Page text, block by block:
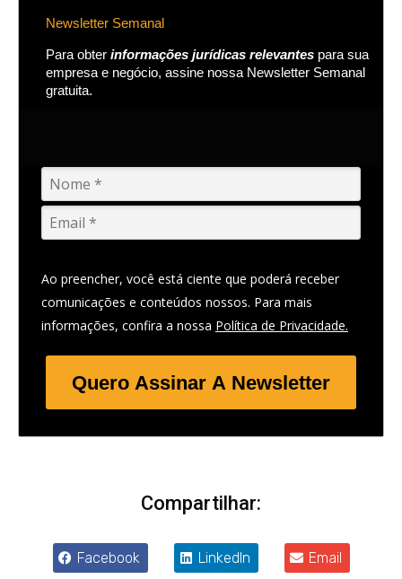
Newsletter Semanal
Para obter informações jurídicas relevantes para sua
empresa e negócio, assine nossa Newsletter Semanal
gratuita.
Ao preencher, você está ciente que poderá receber
comunicações e conteúdos nossos. Para mais
informações, confira a nossa Política de Privacidade.
Quero Assinar A Newsletter
Compartilhar:
Facebook LinkedIn Email